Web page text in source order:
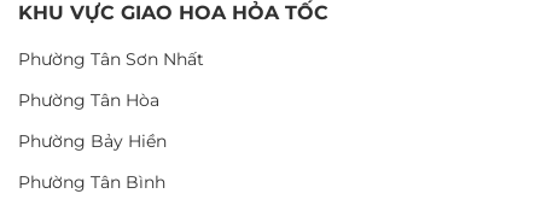
KHU VỰC GIAO HOA HỎA TỐC
Phường Tân Sơn Nhất
Phường Tân Hòa
Phường Bảy Hiền
Phường Tân Bình